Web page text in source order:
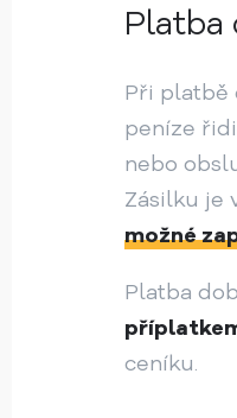
Při platbě
peníze
nebo
Zásilku je
možné
Platba
ceníku.